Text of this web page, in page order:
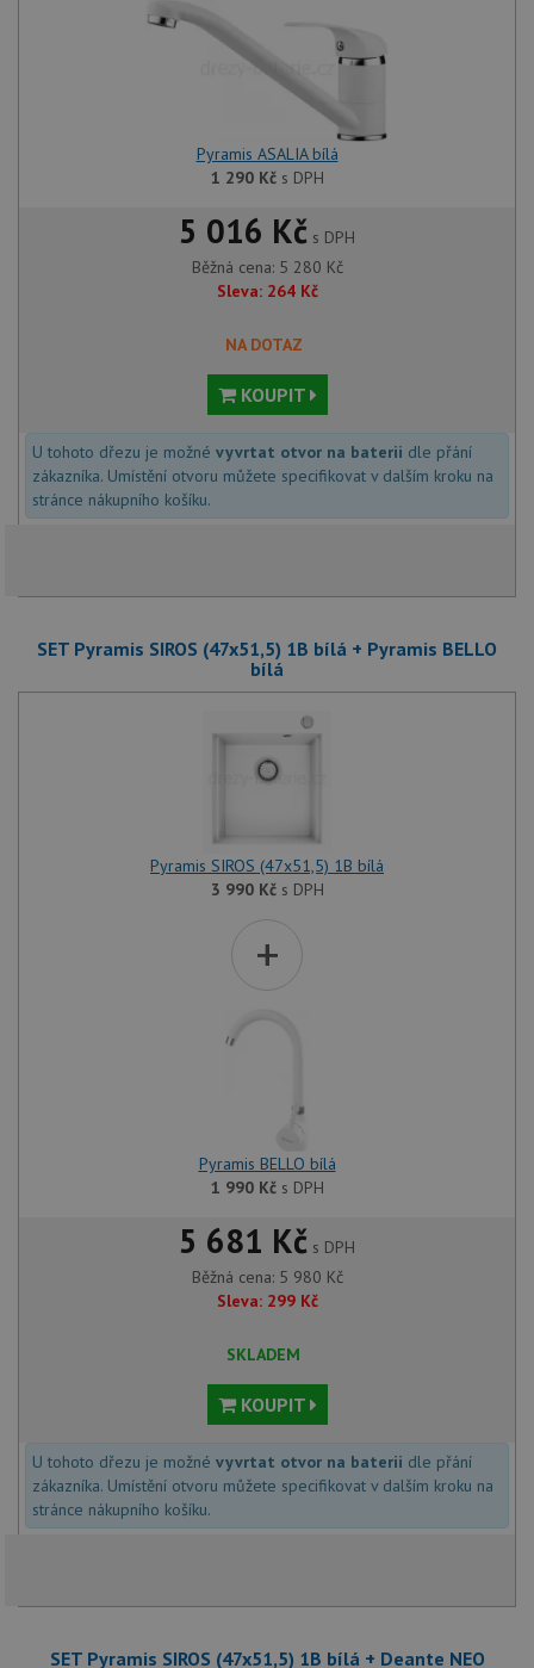
Pyramis ASALIA bílá
1 290 Kčs DPH
5 016 Kč s DPH
Běžná cena: 5 280 Kč
Sleva: 264 Kč
NA DOTAZ
KOUPIT
U tohoto dřezu je možné vyvrtat otvor na baterii dle přání
zákazníka. Umístění otvoru můžete specifikovat v dalším kroku na
stránce nákupního košíku.
SET Pyramis SIROS (47x51,5) 1B bílá + Pyramis BELLO
bílá
Pyramis SIROS (47x51,5) 1B bílá
3 990 Kčs DPH
+
Pyramis BELLO bílá
1 990 Kčs DPH
5 681 Kč s DPH
Běžná cena: 5 980 Kč
Sleva: 299 Kč
SKLADEM
KOUPIT
U tohoto dřezu je možné vyvrtat otvor na baterii dle přání
zákazníka. Umístění otvoru můžete specifikovat v dalším kroku na
stránce nákupního košíku.
SET Pyramis SIROS (47x51,5) 1B bílá + Deante NEO